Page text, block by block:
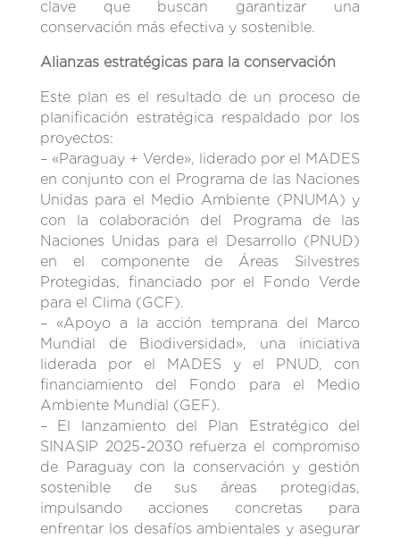
clave que buscan garantizar una
conservación más efectiva y sostenible.
Alianzas estratégicas para la conservación
Este plan es el resultado de un proceso de
planificación estratégica respaldado por los
proyectos:
– «Paraguay + Verde», liderado por el MADES
en conjunto con el Programa de las Naciones
Unidas para el Medio Ambiente (PNUMA) y
con la colaboración del Programa de las
Naciones Unidas para el Desarrollo (PNUD)
en el componente de Áreas Silvestres
Protegidas, financiado por el Fondo Verde
para el Clima (GCF).
– «Apoyo a la acción temprana del Marco
Mundial de Biodiversidad», una iniciativa
liderada por el MADES y el PNUD, con
financiamiento del Fondo para el Medio
Ambiente Mundial (GEF).
– El lanzamiento del Plan Estratégico del
SINASIP 2025-2030 refuerza el compromiso
de Paraguay con la conservación y gestión
sostenible de sus áreas protegidas,
impulsando acciones concretas para
enfrentar los desafíos ambientales y asegurar